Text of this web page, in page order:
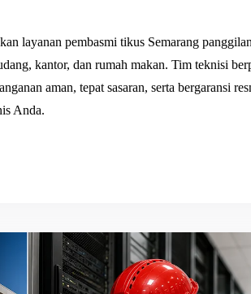
layanan pembasmi tikus Semarang
kantor, dan rumah makan. Tim teknisi
aman, tepat sasaran, serta bergaransi
Anda.